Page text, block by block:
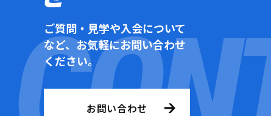
ご質問・見学や入会について
など、お気軽にお問い合わせ
ください。
お問い合わせ